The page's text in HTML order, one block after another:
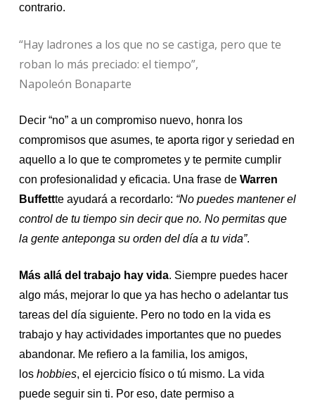
contrario.
“Hay ladrones a los que no se castiga, pero que te
roban lo más preciado: el tiempo”,
Napoleón Bonaparte
Decir “no” a un compromiso nuevo, honra los
compromisos que asumes, te aporta rigor y seriedad en
aquello a lo que te comprometes y te permite cumplir
con profesionalidad y eficacia. Una frase de Warren
Buffettte ayudará a recordarlo: “No puedes mantener el
control de tu tiempo sin decir que no. No permitas que
la gente anteponga su orden del día a tu vida”.
Más allá del trabajo hay vida. Siempre puedes hacer
algo más, mejorar lo que ya has hecho o adelantar tus
tareas del día siguiente. Pero no todo en la vida es
trabajo y hay actividades importantes que no puedes
abandonar. Me refiero a la familia, los amigos,
los hobbies, el ejercicio físico o tú mismo. La vida
puede seguir sin ti. Por eso, date permiso a